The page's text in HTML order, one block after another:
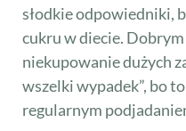
słodkie odpowiedniki,
cukru w diecie.
niekupowanie dużych
wszelki wypadek”, bo
regularnym